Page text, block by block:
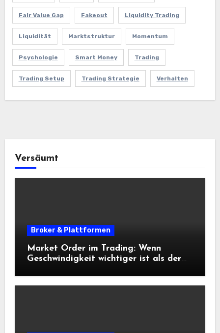
Fair Value Gap Fakeout Liquidity Trading
Liquidität Marktstruktur Momentum
Psychologie Smart Money Trading
Trading Setup Trading Strategie Verhalten
Versäumt
Broker & Plattformen
Market Order im Trading: Wenn
Geschwindigkeit wichtiger ist als der